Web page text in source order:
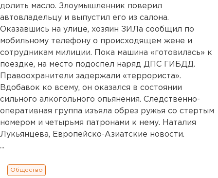
долить масло. Злоумышленник поверил
автовладельцу и выпустил его из салона.
Оказавшись на улице, хозяин ЗИЛа сообщил по
мобильному телефону о происходящем жене и
сотрудникам милиции. Пока машина «готовилась» к
поездке, на место подоспел наряд ДПС ГИБДД.
Правоохранители задержали «террориста».
Вдобавок ко всему, он оказался в состоянии
сильного алкогольного опьянения. Следственно-
оперативная группа изъяла обрез ружья со стертым
номером и четырьмя патронами к нему. Наталия
Лукьянцева, Европейско-Азиатские новости.
...
Общество